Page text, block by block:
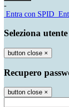
-
Entra con SPID
Seleziona utente
button close ×
Recupero
button close ×